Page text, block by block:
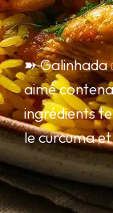
➽ Galinhada
aimé
ingrédients
le curcuma